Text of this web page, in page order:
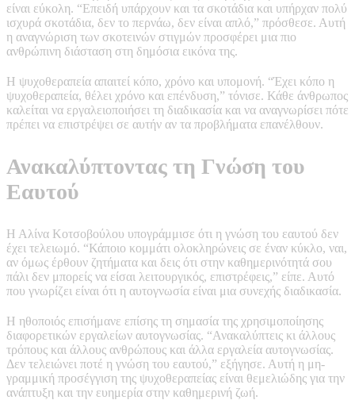
είναι εύκολη. “Επειδή υπάρχουν και τα σκοτάδια και υπήρχαν πολύ
ισχυρά σκοτάδια, δεν το περνάω, δεν είναι απλό,” πρόσθεσε. Αυτή
η αναγνώριση των σκοτεινών στιγμών προσφέρει μια πιο
ανθρώπινη διάσταση στη δημόσια εικόνα της.
Η ψυχοθεραπεία απαιτεί κόπο, χρόνο και υπομονή. “Έχει κόπο η
ψυχοθεραπεία, θέλει χρόνο και επένδυση,” τόνισε. Κάθε άνθρωπος
καλείται να εργαλειοποιήσει τη διαδικασία και να αναγνωρίσει πότε
πρέπει να επιστρέψει σε αυτήν αν τα προβλήματα επανέλθουν.
Ανακαλύπτοντας τη Γνώση του
Εαυτού
Η Αλίνα Κοτσοβούλου υπογράμμισε ότι η γνώση του εαυτού δεν
έχει τελειωμό. “Κάποιο κομμάτι ολοκληρώνεις σε έναν κύκλο, ναι,
αν όμως έρθουν ζητήματα και δεις ότι στην καθημερινότητά σου
πάλι δεν μπορείς να είσαι λειτουργικός, επιστρέφεις,” είπε. Αυτό
που γνωρίζει είναι ότι η αυτογνωσία είναι μια συνεχής διαδικασία.
Η ηθοποιός επισήμανε επίσης τη σημασία της χρησιμοποίησης
διαφορετικών εργαλείων αυτογνωσίας. “Ανακαλύπτεις κι άλλους
τρόπους και άλλους ανθρώπους και άλλα εργαλεία αυτογνωσίας.
Δεν τελειώνει ποτέ η γνώση του εαυτού,” εξήγησε. Αυτή η μη-
γραμμική προσέγγιση της ψυχοθεραπείας είναι θεμελιώδης για την
ανάπτυξη και την ευημερία στην καθημερινή ζωή.